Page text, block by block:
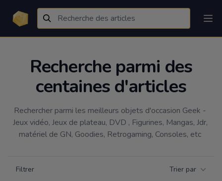
Recherche parmi des
centaines d'articles
Rechercher parmi les meilleurs objets d'occasion Geek -
Jeux vidéo, Jeux de plateau, DVD , Figurines, Mangas, Jdr,
matériel de GN, Goodies, Retrogaming, Consoles, etc
Filtrer Trier par